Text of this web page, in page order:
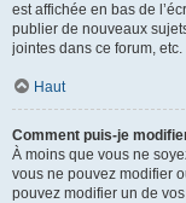
est affichée en bas de
publier de nouveaux
jointes dans ce forum, etc.
Haut
Comment puis-je
À moins que vous ne
vous ne pouvez modifier
pouvez modifier un de